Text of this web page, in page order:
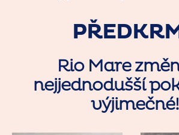
Rio Mare
nejjednodušší
výjimečné!